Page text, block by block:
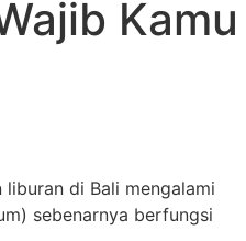
Kamu
di Bali mengalami
sebenarnya berfungsi